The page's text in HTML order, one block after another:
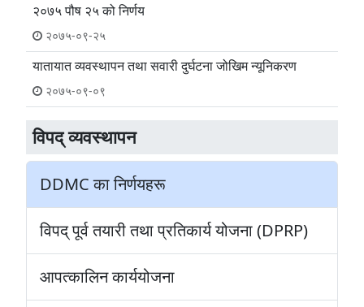
विपद् व्यवस्थापन
DDMC का निर्णयहरू
विपद् पूर्व तयारी तथा प्रतिकार्य योजना (DPRP)
आपत्कालिन कार्ययोजना
२०७५ पौष २५ को निर्णय
२०७५-०९-२५
यातायात व्यवस्थापन तथा सवारी दुर्घटना जोखिम न्यूनिकरण
२०७५-०९-०९